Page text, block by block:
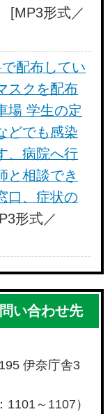
[MP3形式／
配布してい
スクを配布
場 学生の定
どでも感染
、病院へ行
と相談でき
口、症状の
形式／
い合わせ先
伊奈庁舎3
1101～1107）